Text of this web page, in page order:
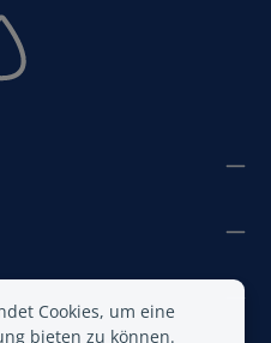
Cookies, um eine
bieten zu können.